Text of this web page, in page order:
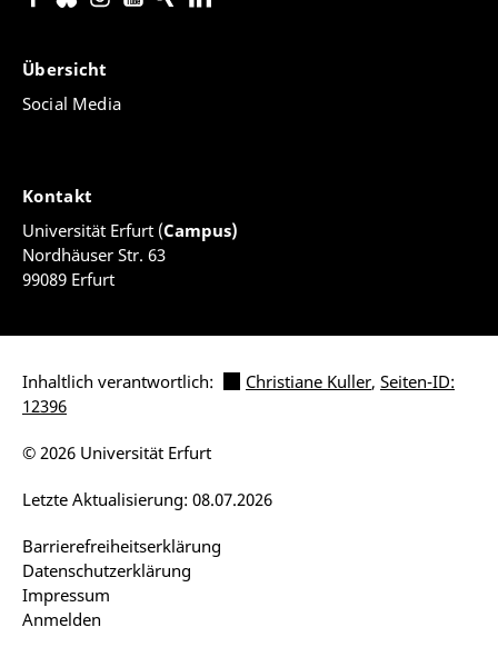
Übersicht
Social Media
Kontakt
Universität Erfurt (Campus)
Nordhäuser Str. 63
99089 Erfurt
Inhaltlich verantwortlich: Christiane Kuller, Seiten-ID:
12396
Barrierefreiheitserklärung
Datenschutzerklärung
Impressum
Anmelden
Letzte Aktualisierung: 08.07.2026
© 2026 Universität Erfurt